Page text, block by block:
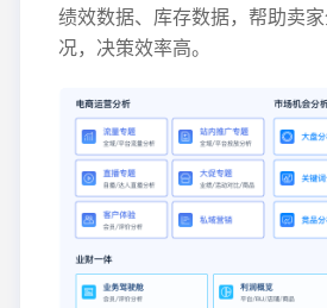
绩效数据、库存数据，帮助卖
况，决策效率高。